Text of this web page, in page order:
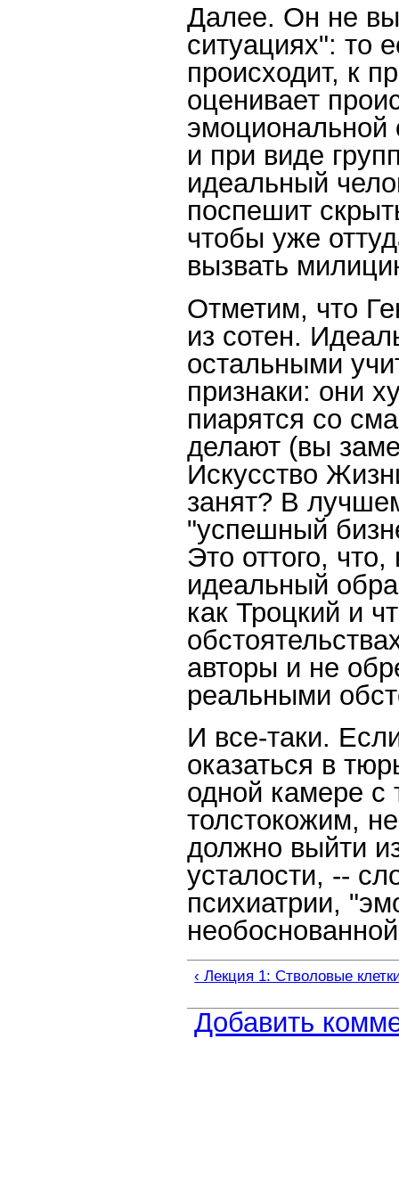
Далее. Он не
ситуациях": то
происходит, к
оценивает
эмоциональной
и при виде
идеальный
поспешит
чтобы уже
вызвать
Отметим, что
из сотен.
остальными
признаки: они
пиарятся со
делают (вы
Искусство
занят? В
"успешный
Это оттого,
идеальный
как Троцкий и
авторы и не
реальными
И все-таки.
оказаться в
одной камере с
толстокожим,
должно выйти
усталости, --
психиатрии,
‹ Лекция 1: Стволовые
Добавить